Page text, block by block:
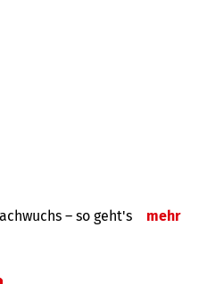
– so geht's mehr